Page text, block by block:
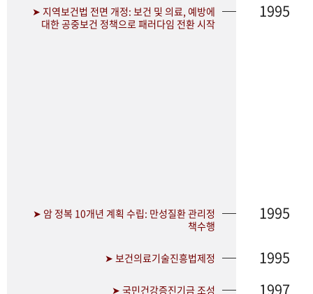
➤ 지역보건법 전면 개정: 보건 및 의료, 예방에
대한 공중보건 정책으로 패러다임 전환 시작
1995
➤ 암 정복 10개년 계획 수립: 만성질환 관리정
책수행
1995
➤ 보건의료기술진흥법제정 1995
➤ 국민건강증진기금 조성 1997